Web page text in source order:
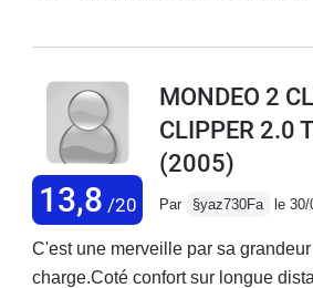
6cyl (concessionnaire impeccable)
revendues à plus de 300 000
ago, ce break roule sans souci... est très fonctionnel,
vraiment pas fun mais sympa,
ma bonne Ford Sierra 2.0 30 years
fade surtout quand on voit les
finalement, je préfère la traction... la Bmw n'avançait
plus au moindre enneigement de la
13,8 /20
MONDEO 2
CLIPPER 2.0
(2005)
Par §yaz730Fa le
C'est une merveille par sa
charge.Coté confort sur longue